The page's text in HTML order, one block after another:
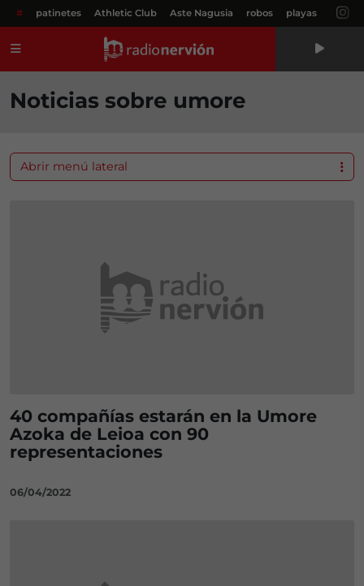
# patinetes Athletic Club Aste Nagusia robos playas
Noticias sobre umore
40 compañías estarán en la Umore
Azoka de Leioa con 90
representaciones
06/04/2022
Abrir menú lateral